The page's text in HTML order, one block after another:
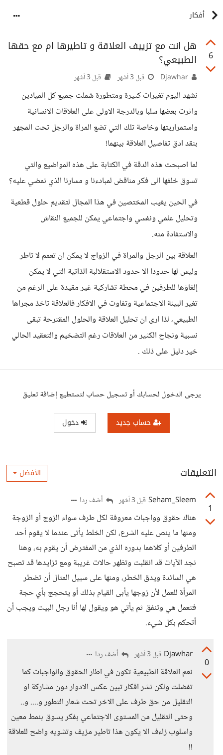
أفكار
6
هل انت مع تزييف العلاقة و تاطيرها ام مع حقها
الطبيعي؟
قبل 3 أشهر قبل 3 أشهر
نشهد اليوم تغيرات كثيرة ومتطورة شملت جميع كل الميادين
واثرت بعضها سلبا وبالدرجة الاولى على العلاقات الانسانية
واستمراريتها وخاصة تلك التي تضع المراة والرجل تحت المجهر
بنقد ادق تفاصيل العلاقة بينهما!
لما اصبحت هذه الدقة في الكتابة على هذه المواضيع والتي
تسوق خلفها الى فكر مناقض لمبادءنا و مسارنا الذي نمضي عليه؟
في الحين يغيب المختصين في هذا المجال لتقديم حلول قطعية
وتحليل علمي ونفسي واجتماعي يمكن للجميع النقاش
والاستفادة منه.
العلاقة بين الرجل والمراة في الزواج لا يمكن ان تعمم لا تاطر
وليس لها حدودا الا حدود الاستقلالبة الذاتية التي لا يمكن
إلغاؤها للطرفين في محطة تشاركية غير مقيدة على الرغم من
تغير البيئة الاجتماعية وتفاوت في الافكار فالعلاقة تاخذ مجراها
الطبيعي، لذا ارى ان تحليل العلاقة والحلول المقترحة تبقى
نسبية ونجاح الكثير من العلاقات رغم التضخيم والتعقيد الحالي
خير دليل على ذلك .
يرجى الدخول لحسابك أو تسجيل حساب لتستطيع إضافة تعليق
حساب جديد دخول
التعليقات الأفضل
1
Seham_Sleem قبل 3 أشهر أضف ردا
هناك حقوق وواجبات معروفة لكل طرف سواء الزوج أو الزوجة
ومنها ما ينص عليه الشرع، لكن الخلط يأتى عندما لا يقوم أحد
الطرفين أو كلاهما بدوره الذي من المفترض أن يقوم به، وهنا
نجد الآيات قد انقلبت وتظهر حالات غريبة ومع تزايدها قد تصبح
هي السائدة ويدق الخطر، ومنها على سبيل المثال أن تضطر
المرأة للعمل لأن زوجها يأبى القيام بذلك أو يتحجج بأي حجة
فتعمل هي وتنفق ثم يأتي هو ويقول لها أنا رجل البيت ويجب أن
أتحكم بكل شيء.
0
Djawhar قبل 3 أشهر أضف ردا
نعم العلاقة الطبيعية تكون في اطار الحقوق والواجبات كما
تفضلت ولكن نشر افكار تبين عكس الادوار دون مشاركة او
التقليل من حق طرف على الاخر تحت شعار التطور و.... و..
وحتى التقليل من المستوى الاجتماعي بفكر يسوق بنمط معين
واسلوب زاءف الا يكون هذا تاطير مزيف وتشويه واضح للعلاقة
!!